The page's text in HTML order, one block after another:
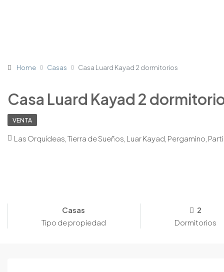
Home Casas Casa Luard Kayad 2 dormitorios
Casa Luard Kayad 2
VENTA
Las Orquídeas, Tierra de Sueños, Luar Kayad, Pergamino,
Casas
Tipo de propiedad
2
Dormitorios